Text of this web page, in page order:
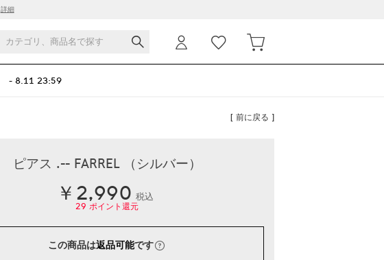
詳細
- 8.11 23:59
[ 前に戻る ]
ピアス .-- FARREL （シルバー）
￥2,990 税込
29 ポイント還元
この商品は返品可能です